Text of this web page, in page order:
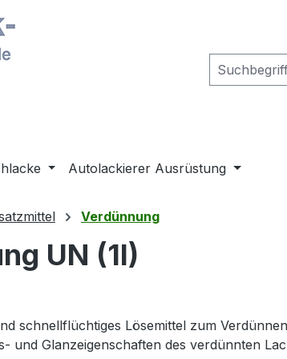
Autolackierer Ausrüstung
Verdünnung
UN (1l)
schnellflüchtiges Lösemittel zum
und Glanzeigenschaften des verdünnten